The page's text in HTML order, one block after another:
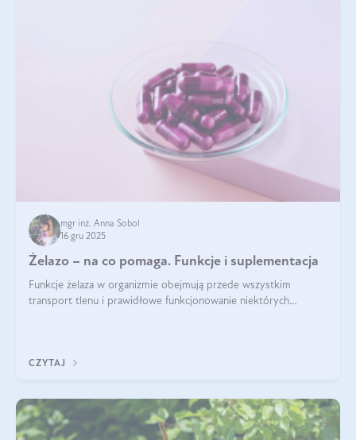
mgr inż. Anna Sobol
16 gru 2025
Żelazo – na co pomaga. Funkcje i suplementacja
Funkcje żelaza w organizmie obejmują przede wszystkim
transport tlenu i prawidłowe funkcjonowanie niektórych
CZYTAJ